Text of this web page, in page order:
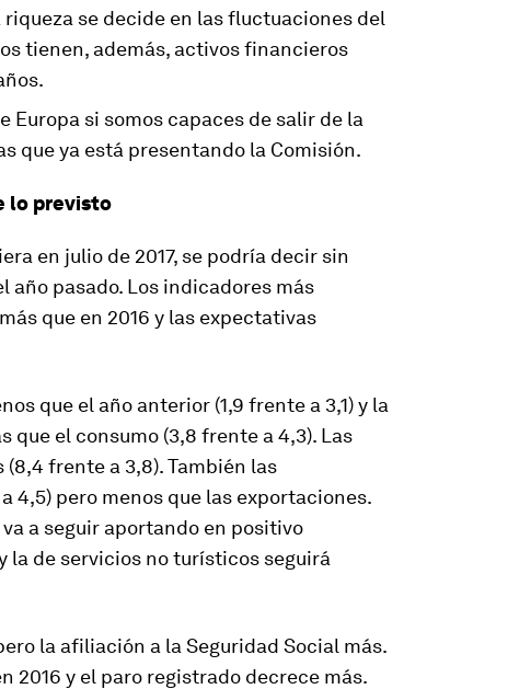
se decide en las fluctuaciones del
tienen, además, activos financieros
Europa si somos capaces de salir de la
que ya está presentando la Comisión.
lo previsto
en julio de 2017, se podría decir sin
año pasado. Los indicadores más
que en 2016 y las expectativas
que el año anterior (1,9 frente a 3,1) y la
que el consumo (3,8 frente a 4,3). Las
frente a 3,8). También las
4,5) pero menos que las exportaciones.
a seguir aportando en positivo
la de servicios no turísticos seguirá
la afiliación a la Seguridad Social más.
2016 y el paro registrado decrece más.